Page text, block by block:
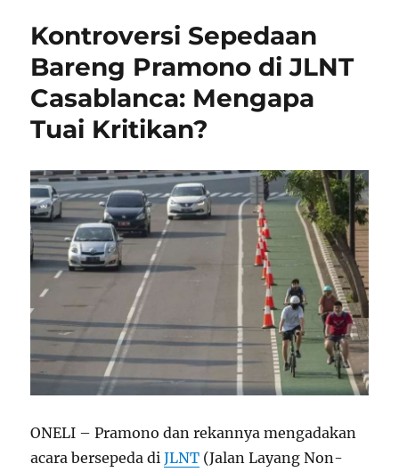
Kontroversi Sepedaan
Bareng Pramono di JLNT
Casablanca: Mengapa
Tuai Kritikan?
ONELI – Pramono dan rekannya mengadakan
acara bersepeda diJLNT (Jalan Layang Non-